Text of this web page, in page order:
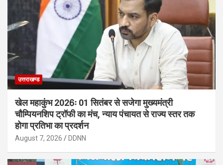
उत्तराखण्ड
खेल महाकुंभ 2026ः 01 सितंबर से सजेगा मुख्यमंत्री
चौम्पियनशिप ट्रॉफी का मंच, न्याय पंचायत से राज्य स्तर तक
होगा प्रतिभा का प्रदर्शन
August 7, 2026 DDNN